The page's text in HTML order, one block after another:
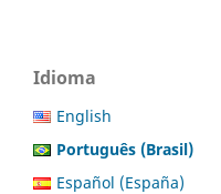
Idioma
English
Português (Brasil)
Español (España)